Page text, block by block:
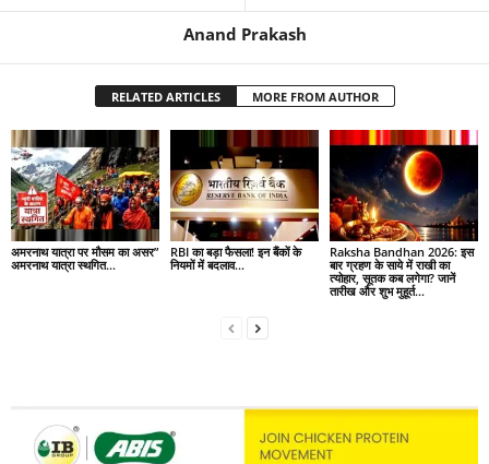
Anand Prakash
RELATED ARTICLES MORE FROM AUTHOR
अमरनाथ यात्रा पर मौसम का असर”
अमरनाथ यात्रा स्थगित…
RBI का बड़ा फैसला! इन बैंकों के
नियमों में बदलाव…
Raksha Bandhan 2026: इस
बार ग्रहण के साये में राखी का
त्योहार, सूतक कब लगेगा? जानें
तारीख और शुभ मुहूर्त…